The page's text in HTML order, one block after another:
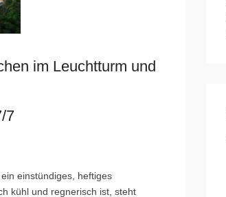
im Leuchtturm und
7
einstündiges, heftiges
kühl und regnerisch ist, steht